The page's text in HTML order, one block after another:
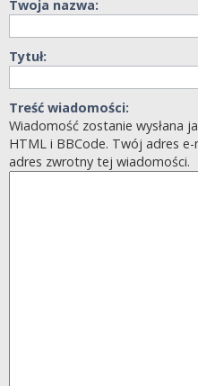
Twoja nazwa:
Tytuł:
Treść wiadomości:
Wiadomość zostanie wysłana
HTML i BBCode. Twój adres
adres zwrotny tej wiadomości.